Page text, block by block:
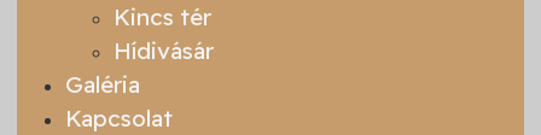
Kincs tér
Hídivásár
Galéria
Kapcsolat